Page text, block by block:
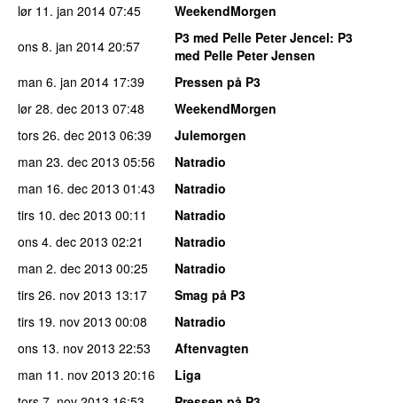
lør 11. jan 2014 07:45
WeekendMorgen
ons 8. jan 2014 20:57 P3 med Pelle Peter Jencel: P3
med Pelle Peter Jensen
man 6. jan 2014 17:39
Pressen på P3
lør 28. dec 2013 07:48
WeekendMorgen
tors 26. dec 2013 06:39
Julemorgen
man 23. dec 2013 05:56
Natradio
man 16. dec 2013 01:43
Natradio
tirs 10. dec 2013 00:11
Natradio
ons 4. dec 2013 02:21
Natradio
man 2. dec 2013 00:25
Natradio
tirs 26. nov 2013 13:17
Smag på P3
tirs 19. nov 2013 00:08
Natradio
ons 13. nov 2013 22:53
Aftenvagten
man 11. nov 2013 20:16
Liga